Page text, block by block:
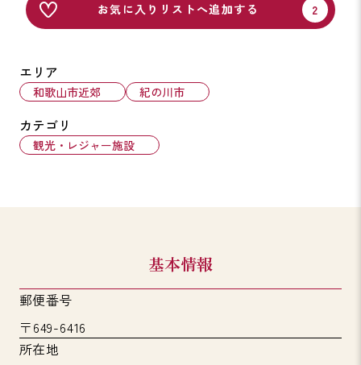
お気に入りリストへ追加する
エリア
和歌山市近郊 紀の川市
カテゴリ
観光・レジャー施設
基本情報
郵便番号
〒649-6416
所在地